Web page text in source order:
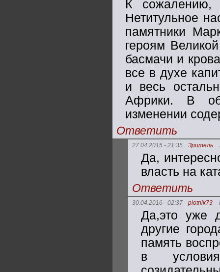
К сожалению,
Нетитульное
памятники
героям
басмачи и
все в духе
и весь
Африки. В
изменении
Ответить
27.04.2015 - 21:35 Зритель
Да,
власть на
Ответить
30.04.2016 - 02:37 plotnik73
Да,это уже
другие
память
в